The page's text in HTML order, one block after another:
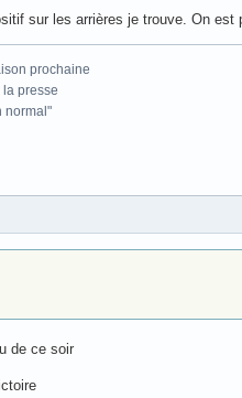
sur les arrières je trouve. On
prochaine
presse
normal"
de ce soir